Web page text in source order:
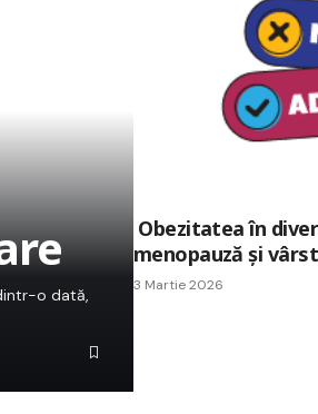
o dată,
Obezitatea în
menopauză și
3 Martie 2026